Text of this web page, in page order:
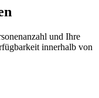
und Ihre
innerhalb von